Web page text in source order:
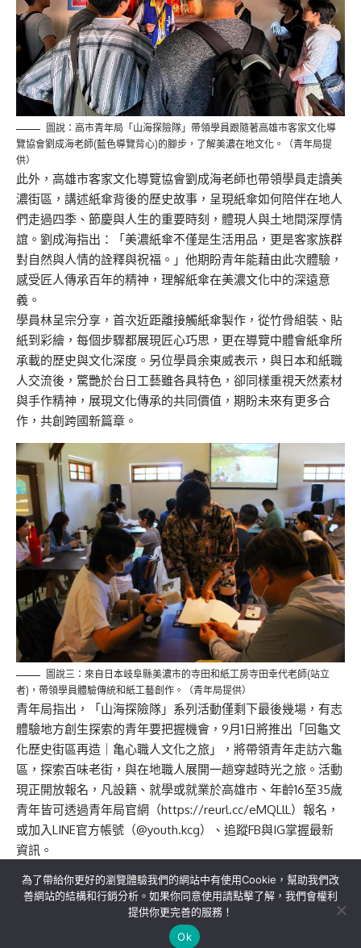
圖說：高市青年局「山海探險隊」帶領學員跟隨著高雄市客家文化導
覽協會劉成海老師(藍色導覽背心)的腳步，了解美濃在地文化。（青年局提
供）
此外，高雄市客家文化導覽協會劉成海老師也帶領學員走讀美
濃街區，講述紙傘背後的歷史故事，呈現紙傘如何陪伴在地人
們走過四季、節慶與人生的重要時刻，體現人與土地間深厚情
誼。劉成海指出：「美濃紙傘不僅是生活用品，更是客家族群
對自然與人情的詮釋與祝福。」他期盼青年能藉由此次體驗，
感受匠人傳承百年的精神，理解紙傘在美濃文化中的深遠意
義。
學員林呈宗分享，首次近距離接觸紙傘製作，從竹骨組裝、貼
紙到彩繪，每個步驟都展現匠心巧思，更在導覽中體會紙傘所
承載的歷史與文化深度。另位學員余東威表示，與日本和紙職
人交流後，驚艷於台日工藝雖各具特色，卻同樣重視天然素材
與手作精神，展現文化傳承的共同價值，期盼未來有更多合
作，共創跨國新篇章。
圖說三：來自日本岐阜縣美濃市的寺田和紙工房寺田幸代老師(站立
者)，帶領學員體驗傳統和紙工藝創作。（青年局提供）
青年局指出，「山海探險隊」系列活動僅剩下最後幾場，有志
體驗地方創生探索的青年要把握機會，9月1日將推出「回龜文
化歷史街區再造｜亀心職人文化之旅」，將帶領青年走訪六龜
區，探索百味老街，與在地職人展開一趟穿越時光之旅。活動
現正開放報名，凡設籍、就學或就業於高雄市、年齡16至35歲
青年皆可透過青年局官網（https://reurl.cc/eMQLlL）報名，
或加入LINE官方帳號（@youth.kcg）、追蹤FB與IG掌握最新
資訊。
關於我們 隱私權政策 聯絡我們
為了帶給你更好的瀏覽體驗我們的網站中有使用Cookie，幫助我們改
善網站的結構和行銷分析。如果你同意使用請點擊了解，我們會權利
提供你更完善的服務！
Ok